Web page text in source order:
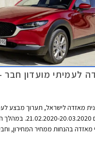
לעמיתי מועדון חבר
מאזדה לישראל, תערוך מבצע
חבר בין התאריכים
מאזדה בהנחות ממחיר המחירון,
בכל אולמות התצוגה של מאזדה